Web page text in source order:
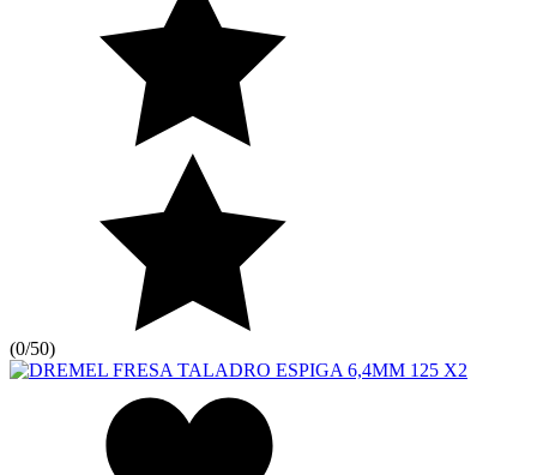
(0/50)